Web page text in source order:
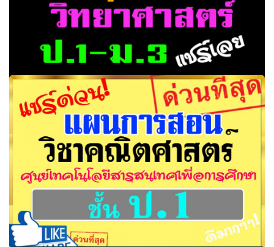
รวมแผนการสอนของ สพฐ.‎ กลุ่มสาระวิทยาศาสตร์ ระดับชั้น
ป.1-ม.3 ดาวน์โหลด่วน!